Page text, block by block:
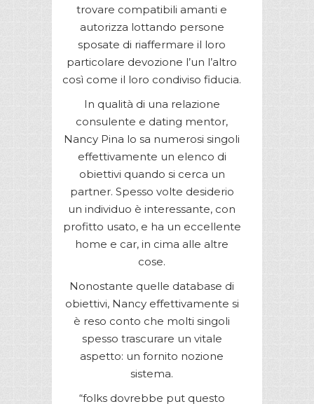
trovare compatibili amanti e
autorizza lottando persone
sposate di riaffermare il loro
particolare devozione l’un l’altro
così come il loro condiviso fiducia.
In qualità di una relazione
consulente e dating mentor,
Nancy Pina lo sa numerosi singoli
effettivamente un elenco di
obiettivi quando si cerca un
partner. Spesso volte desiderio
un individuo è interessante, con
profitto usato, e ha un eccellente
home e car, in cima alle altre
cose.
Nonostante quelle database di
obiettivi, Nancy effettivamente si
è reso conto che molti singoli
spesso trascurare un vitale
aspetto: un fornito nozione
sistema.
“folks dovrebbe put questo